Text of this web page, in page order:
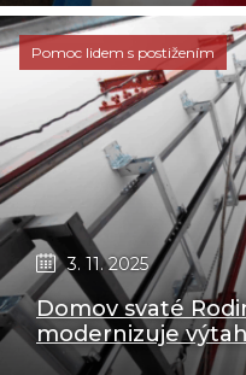
Pomoc lidem s postižením
3. 11. 2025
Domov svaté
modernizuje výtah